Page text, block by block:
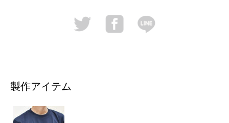
製作アイテム